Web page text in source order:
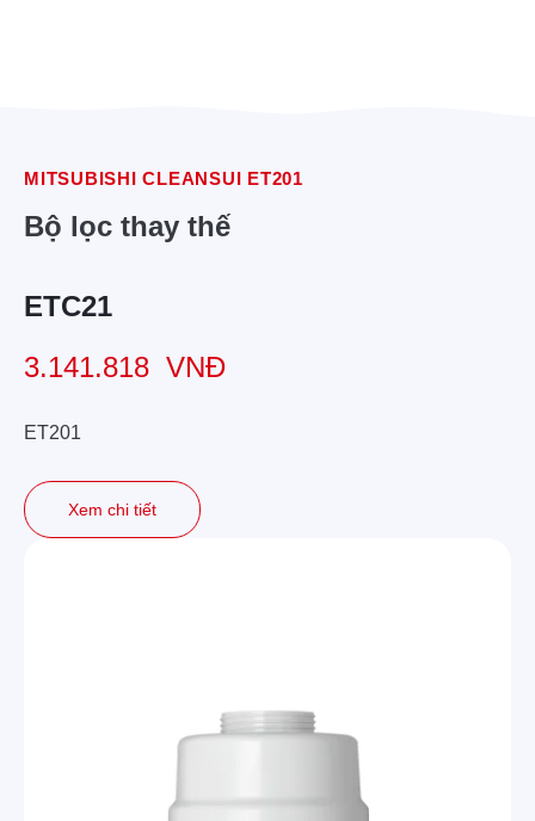
MITSUBISHI CLEANSUI ET201
Bộ lọc thay thế
ETC21
3.141.818 VNĐ
ET201
Xem chi tiết